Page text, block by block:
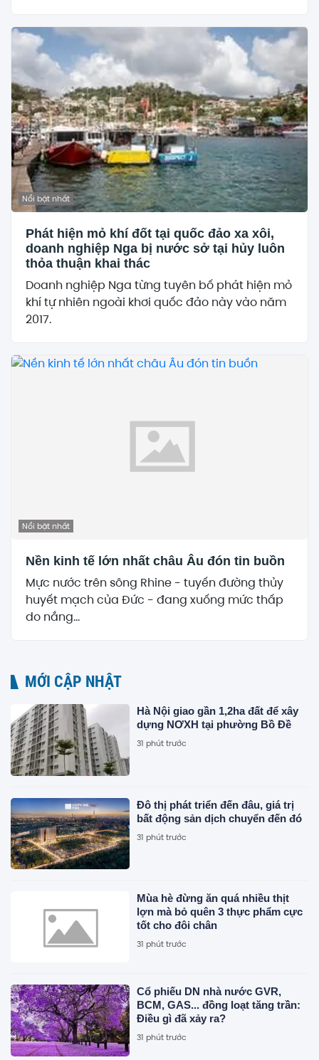
Nổi bật nhất
Phát hiện mỏ khí đốt tại quốc đảo xa xôi,
doanh nghiệp Nga bị nước sở tại hủy luôn
thỏa thuận khai thác
Doanh nghiệp Nga từng tuyên bố phát hiện mỏ
khí tự nhiên ngoài khơi quốc đảo này vào năm
2017.
Nổi bật nhất
Nền kinh tế lớn nhất châu Âu đón tin buồn
Mực nước trên sông Rhine - tuyến đường thủy
huyết mạch của Đức - đang xuống mức thấp
do nắng...
MỚI CẬP NHẬT
Hà Nội giao gần 1,2ha đất để xây
dựng NƠXH tại phường Bồ Đề
31 phút trước
Đô thị phát triển đến đâu, giá trị
bất động sản dịch chuyển đến đó
31 phút trước
Mùa hè đừng ăn quá nhiều thịt
lợn mà bỏ quên 3 thực phẩm cực
tốt cho đôi chân
31 phút trước
Cổ phiếu DN nhà nước GVR,
BCM, GAS... đồng loạt tăng trần:
Điều gì đã xảy ra?
31 phút trước